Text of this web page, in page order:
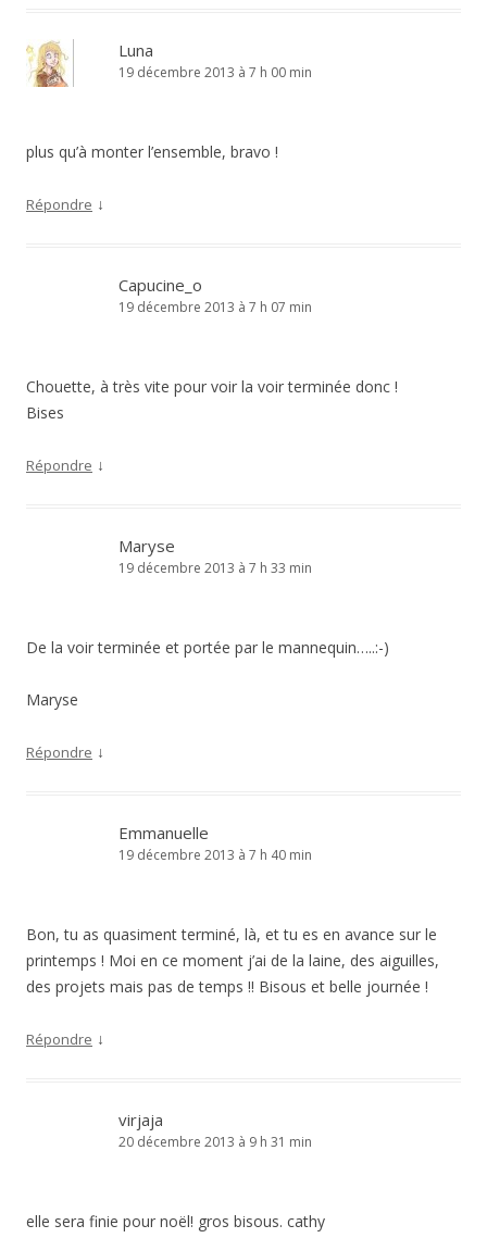
Luna
19 décembre 2013 à 7 h 00 min
plus qu’à monter l’ensemble, bravo !
Répondre ↓
Capucine_o
19 décembre 2013 à 7 h 07 min
Chouette, à très vite pour voir la voir terminée donc !
Bises
Répondre ↓
Maryse
19 décembre 2013 à 7 h 33 min
De la voir terminée et portée par le mannequin…..:-)
Maryse
Répondre ↓
Emmanuelle
19 décembre 2013 à 7 h 40 min
Bon, tu as quasiment terminé, là, et tu es en avance sur le
printemps ! Moi en ce moment j’ai de la laine, des aiguilles,
des projets mais pas de temps !! Bisous et belle journée !
Répondre ↓
virjaja
20 décembre 2013 à 9 h 31 min
elle sera finie pour noël! gros bisous. cathy